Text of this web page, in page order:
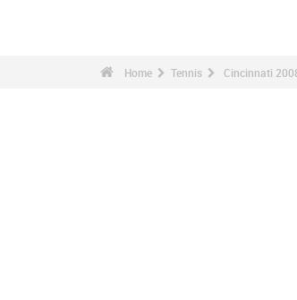
Home Tennis Cincinnati